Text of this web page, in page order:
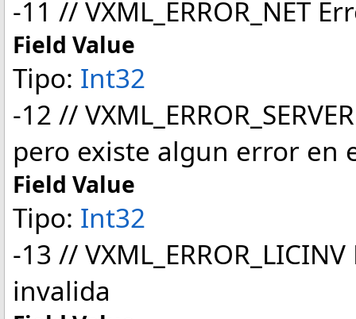
-11 // VXML_ERROR_NET
Field Value
Tipo: Int32
-12 //
pero existe algun error en
Field Value
Tipo: Int32
-13 //
invalida